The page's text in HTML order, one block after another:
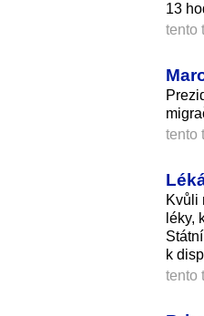
13
tento
tento
Kvůli
léky,
k
tento